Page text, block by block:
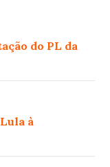
do PL da
à